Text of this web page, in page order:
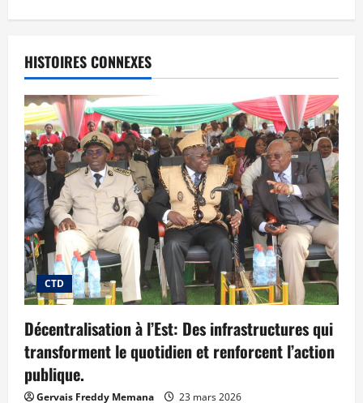
HISTOIRES CONNEXES
CTD
Décentralisation à l’Est: Des infrastructures qui
transforment le quotidien et renforcent l’action
publique.
Gervais Freddy Memana 23 mars 2026